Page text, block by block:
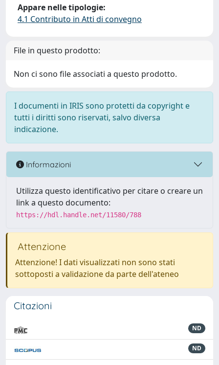
Appare nelle tipologie:
4.1 Contributo in Atti di convegno
File in questo prodotto:
Non ci sono file associati a questo prodotto.
I documenti in IRIS sono protetti da copyright e
tutti i diritti sono riservati, salvo diversa
indicazione.
Informazioni
Utilizza questo identificativo per citare o creare un
link a questo documento:
https://hdl.handle.net/11580/788
Attenzione
Attenzione! I dati visualizzati non sono stati
sottoposti a validazione da parte dell'ateneo
Citazioni
ND
ND